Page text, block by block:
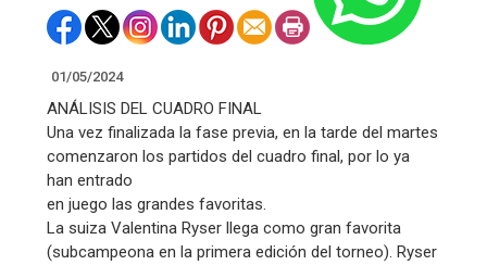
01/05/2024
ANÁLISIS DEL CUADRO FINAL
Una vez finalizada la fase previa, en la tarde del martes
comenzaron los partidos del cuadro final, por lo ya
han entrado
en juego las grandes favoritas.
La suiza Valentina Ryser llega como gran favorita
(subcampeona en la primera edición del torneo). Ryser